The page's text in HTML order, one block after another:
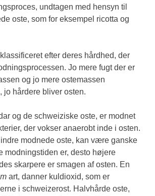
undtagen med hensyn til
oste, som for eksempel ricotta og
efter deres hårdhed, der
Jo mere fugt der er
og jo mere ostemassen
jo hårdere bliver osten.
og de schweiziske oste, er modnet
der vokser anaerobt inde i osten.
modnede oste, kan være ganske
modningstiden er, desto højere
skarpere er smagen af osten. En
art, danner kuldioxid, som er
i schweizerost. Halvhårde oste,